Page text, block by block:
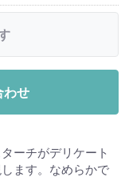
わせ
ーチがデリケート
ます。なめらかで